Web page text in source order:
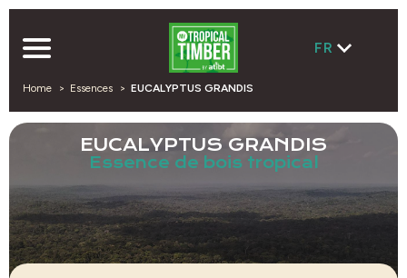
FR
Home Essences EUCALYPTUS GRANDIS
EUCALYPTUS GRANDIS
Essence de bois tropical